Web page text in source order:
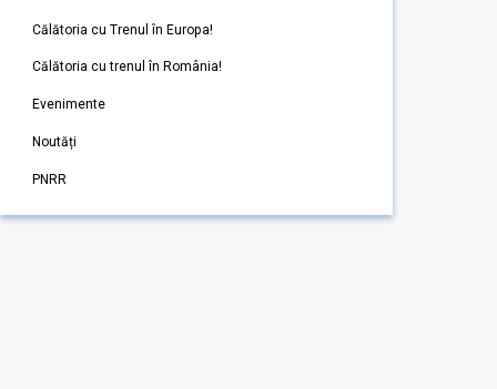
Călătoria cu Trenul în Europa!
Călătoria cu trenul în România!
Evenimente
Noutăți
PNRR